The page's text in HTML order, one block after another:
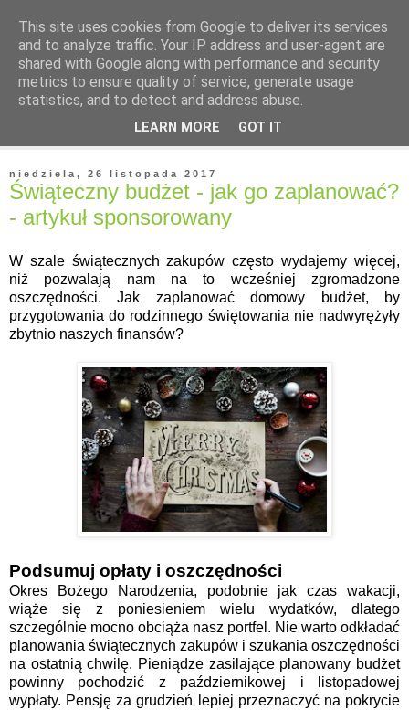
niedziela, 26 listopada 2017
Świąteczny budżet - jak go zaplanować?
- artykuł sponsorowany
W szale świątecznych zakupów często wydajemy więcej,
niż pozwalają nam na to wcześniej zgromadzone
oszczędności. Jak zaplanować domowy budżet, by
przygotowania do rodzinnego świętowania nie nadwyrężyły
zbytnio naszych finansów?
Podsumuj opłaty i oszczędności
Okres Bożego Narodzenia, podobnie jak czas wakacji,
wiąże się z poniesieniem wielu wydatków, dlatego
szczególnie mocno obciąża nasz portfel. Nie warto odkładać
planowania świątecznych zakupów i szukania oszczędności
na ostatnią chwilę. Pieniądze zasilające planowany budżet
powinny pochodzić z październikowej i listopadowej
wypłaty. Pensję za grudzień lepiej przeznaczyć na pokrycie
This site uses cookies from Google to deliver its services
and to analyze traffic. Your IP address and user-agent are
shared with Google along with performance and security
metrics to ensure quality of service, generate usage
statistics, and to detect and address abuse.
LEARN MORE GOT IT